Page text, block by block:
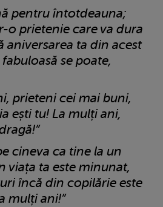
pentru întotdeauna;
o prietenie care va dura
aniversarea ta din acest
se poate,
prieteni cei mai buni,
ești tu! La mulți ani,
cineva ca tine la un
viața ta este minunat,
încă din copilărie este
mulți ani!”